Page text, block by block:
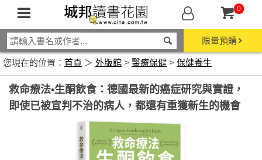
0
限量預購
您現在的位置： 首頁 ＞ 外版館 > 醫療保健 > 保健養生
救命療法•生酮飲食：德國最新的癌症研究與實證，
即使已被宣判不治的病人，都還有重獲新生的機會